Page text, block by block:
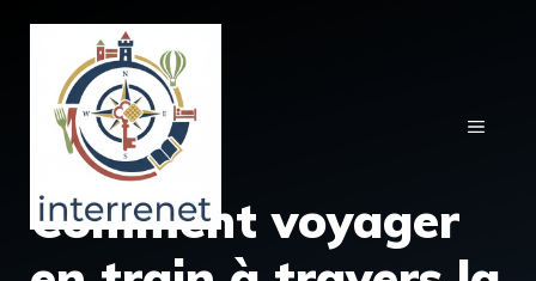
Aller
contenu
MENU
Comment voyager